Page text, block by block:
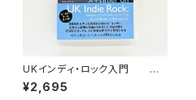
UKインディ・ロック入門 ポ
スト・パンク、ギター・ポップ、スカ
とダブ編
¥2,695